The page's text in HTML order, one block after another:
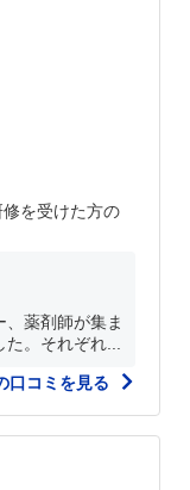
修を受けた方の
薬剤師が集ま
た。それぞれ...
口コミを見る